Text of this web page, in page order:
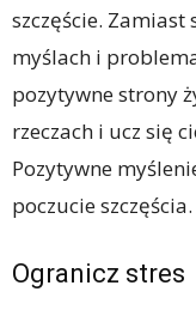
szczęście.
myślach i
pozytywne strony
rzeczach i ucz się
Pozytywne
poczucie szczęścia.
Ogranicz stres